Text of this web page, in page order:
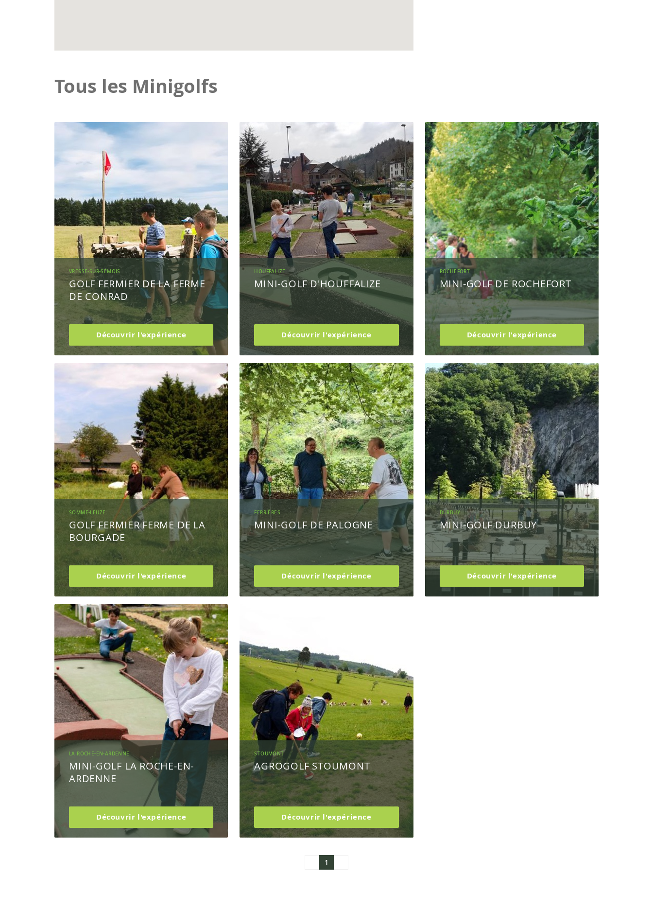
Tous les Minigolfs
VRESSE-SUR-SEMOIS
GOLF FERMIER DE LA FERME
DE CONRAD
Découvrir l'expérience
HOUFFALIZE
MINI-GOLF D'HOUFFALIZE
Découvrir l'expérience
ROCHEFORT
MINI-GOLF DE ROCHEFORT
Découvrir l'expérience
SOMME-LEUZE
GOLF FERMIER FERME DE LA
BOURGADE
Découvrir l'expérience
FERRIÈRES
MINI-GOLF DE PALOGNE
Découvrir l'expérience
DURBUY
MINI-GOLF DURBUY
Découvrir l'expérience
LA ROCHE-EN-ARDENNE
MINI-GOLF LA ROCHE-EN-
ARDENNE
Découvrir l'expérience
STOUMONT
AGROGOLF STOUMONT
Découvrir l'expérience
1